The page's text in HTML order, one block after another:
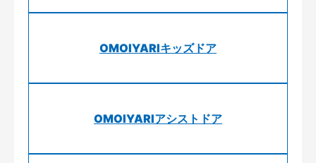
OMOIYARIキッズドア
OMOIYARIアシストドア